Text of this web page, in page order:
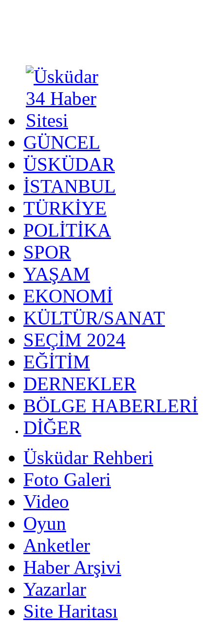
GÜNCEL
ÜSKÜDAR
İSTANBUL
TÜRKİYE
POLİTİKA
SPOR
YAŞAM
EKONOMİ
KÜLTÜR/SANAT
SEÇİM 2024
EĞİTİM
DERNEKLER
BÖLGE HABERLERİ
DİĞER
Üsküdar Rehberi
Foto Galeri
Video
Oyun
Anketler
Haber Arşivi
Yazarlar
Site Haritası